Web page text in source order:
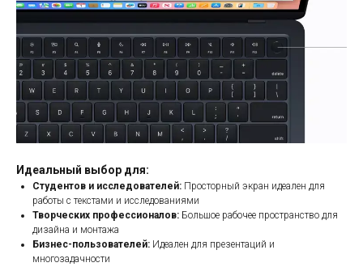
Идеальный выбор для:
Студентов и исследователей: Просторный экран идеален для
работы с текстами и исследованиями
Творческих профессионалов: Большое рабочее пространство для
дизайна и монтажа
Бизнес-пользователей: Идеален для презентаций и
многозадачности